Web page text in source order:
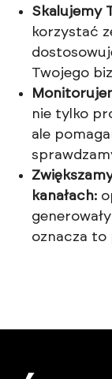
Skalujemy
korzystać
Twojego
nie tylko
ale
kanałach:
oznacza to